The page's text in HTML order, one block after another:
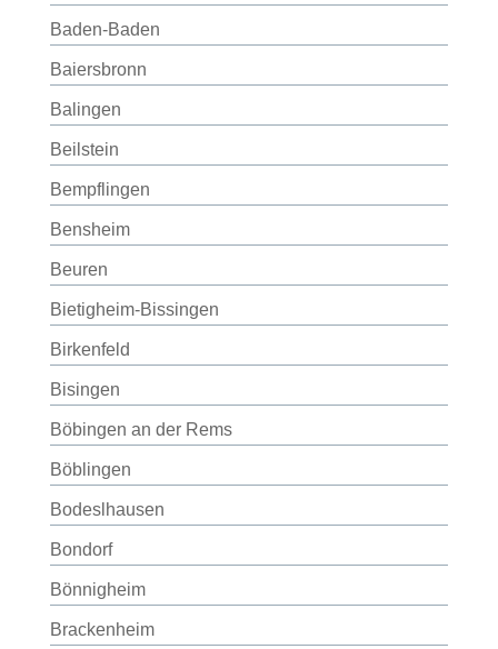
Baden-Baden
Baiersbronn
Balingen
Beilstein
Bempflingen
Bensheim
Beuren
Bietigheim-Bissingen
Birkenfeld
Bisingen
Böbingen an der Rems
Böblingen
Bodeslhausen
Bondorf
Bönnigheim
Brackenheim